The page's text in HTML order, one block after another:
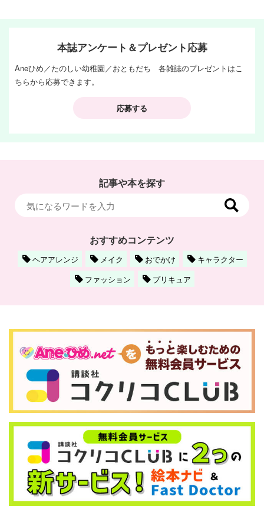
本誌アンケート＆プレゼント応募
Aneひめ／たのしい幼稚園／おともだち 各雑誌のプレゼントはこ
ちらから応募できます。
応募する
記事や本を探す
おすすめコンテンツ
ヘアアレンジ メイク おでかけ
キャラクター
ファッション
プリキュア